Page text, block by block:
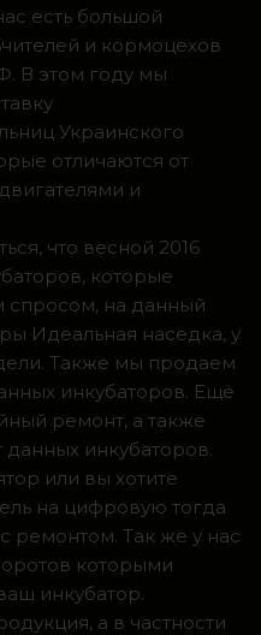
есть большой
и кормоцехов
В этом году мы
Украинского
отличаются от
и
что весной 2016
которые
спросом, на данный
Идеальная наседка, у
Также мы продаем
инкубаторов. Ещё
ремонт, а также
инкубаторов.
или вы хотите
на цифровую тогда
ремонтом. Так же у нас
которыми
инкубатор.
а в частности